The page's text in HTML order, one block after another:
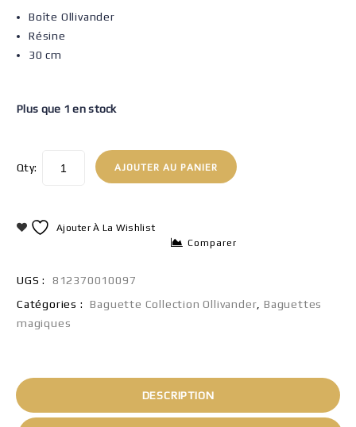
Boîte Ollivander
Résine
30 cm
Plus que 1 en stock
Qty: AJOUTER AU PANIER
Ajouter À La Wishlist
Comparer
UGS :
812370010097
Catégories :
Baguette Collection Ollivander ,Baguettes
magiques
DESCRIPTION